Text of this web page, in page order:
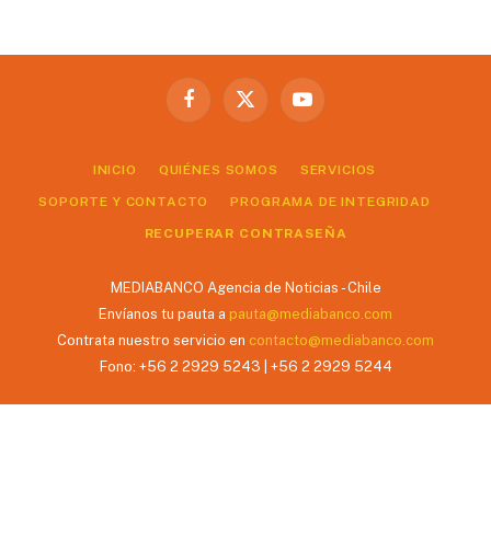
Facebook
X
YouTube
INICIO QUIÉNES SOMOS SERVICIOS
SOPORTE Y CONTACTO PROGRAMA DE INTEGRIDAD
RECUPERAR CONTRASEÑA
MEDIABANCO Agencia de Noticias - Chile
Envíanos tu pauta a pauta@mediabanco.com
Contrata nuestro servicio en contacto@mediabanco.com
Fono: +56 2 2929 5243 | +56 2 2929 5244